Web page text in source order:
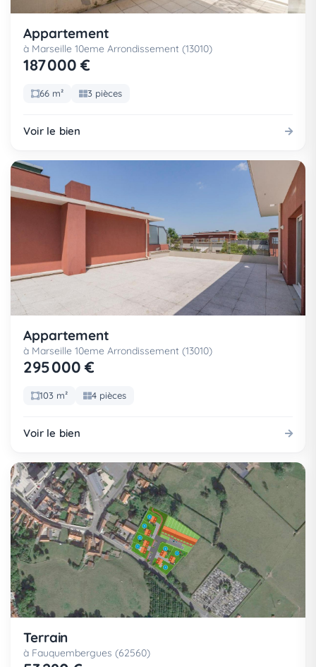
Appartement
à Marseille 10eme Arrondissement (13010)
187 000 €
66 m² 3 pièces
Voir le bien
Appartement
à Marseille 10eme Arrondissement (13010)
295 000 €
103 m² 4 pièces
Voir le bien
Terrain
à Fauquembergues (62560)